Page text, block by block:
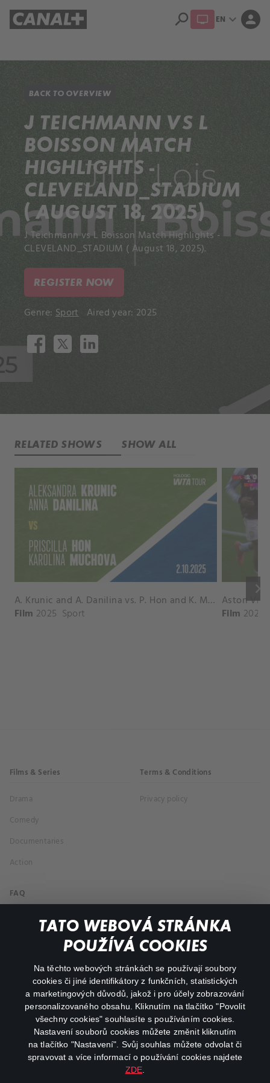
TATO WEBOVÁ STRÁNKA
POUŽÍVÁ COOKIES
Na těchto webových stránkách se používají soubory
cookies či jiné identifikátory z funkčních, statistických
a marketingových důvodů, jakož i pro účely zobrazování
personalizovaného obsahu. Kliknutím na tlačítko "Povolit
všechny cookies" souhlasíte s používáním cookies.
Nastavení souborů cookies můžete změnit kliknutím
na tlačítko "Nastavení". Svůj souhlas můžete odvolat či
spravovat a více informací o používání cookies najdete
ZDE
search EN expand_more person
BACK TO OVERVIEW
J TEICHMANN VS L
BOISSON MATCH
HIGHLIGHTS -
CLEVELAND_STADIUM
( AUGUST 18, 2025)
J Teichmann vs L Boisson Match Highlights -
CLEVELAND_STADIUM ( August 18, 2025).
REGISTER NOW
Genre: Sport Aired year: 2025
RELATED SHOWS SHOW ALL
keyboard_arrow_right
A. Krunic and A. Danilina vs. P. Hon and K. Muchova Match Highlights - BEIJING_Capital Group Diamond ( October 02, 2025)
Film 2025 Sport Film 2026
Films & Series
Drama
Comedy
Documentaries
Action
Terms & Conditions
Privacy policy
FAQ
My profile
facebookinstagram
youtube